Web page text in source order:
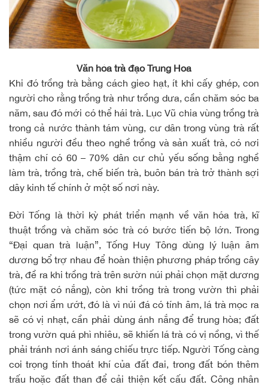
Văn hóa trà đạo Trung Hoa
Khi đó trồng trà bằng cách gieo hạt, ít khi cấy ghép, con
người cho rằng trồng trà như trồng dưa, cần chăm sóc ba
năm, sau đó mới có thể hái trà. Lục Vũ chia vùng trồng trà
trong cả nước thành tám vùng, cư dân trong vùng trà rất
nhiều người đều theo nghề trồng và sản xuất trà, có nơi
thậm chí có 60 – 70% dân cư chủ yếu sống bằng nghề
làm trà, trồng trà, chế biến trà, buôn bán trà trở thành sợi
dây kinh tế chính ở một số nơi này.
Đời Tống là thời kỳ phát triển mạnh về văn hóa trà, kĩ
thuật trồng và chăm sóc trà có bước tiến bộ lớn. Trong
“Đại quan trà luận”, Tống Huy Tông dùng lý luận âm
dương bổ trợ nhau để hoàn thiện phương pháp trồng cây
trà, đề ra khi trồng trà trên sườn núi phải chọn mặt dương
(tức mặt có nắng), còn khi trồng trà trong vườn thì phải
chọn nơi ẩm ướt, đó là vì núi đá có tính âm, lá trà mọc ra
sẽ có vị nhạt, cần phải dùng ánh nắng để trung hòa; đất
trong vườn quá phì nhiêu, sẽ khiến lá trà có vị nồng, vì thế
phải tránh nơi ánh sáng chiếu trực tiếp. Người Tống càng
coi trọng tính thoát khí của đất đai, trong đất bón thêm
trấu hoặc đất than để cải thiện kết cấu đất. Công nhân